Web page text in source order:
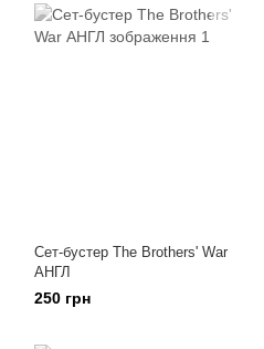
Сет-бустер The Brothers' War
АНГЛ
250 грн